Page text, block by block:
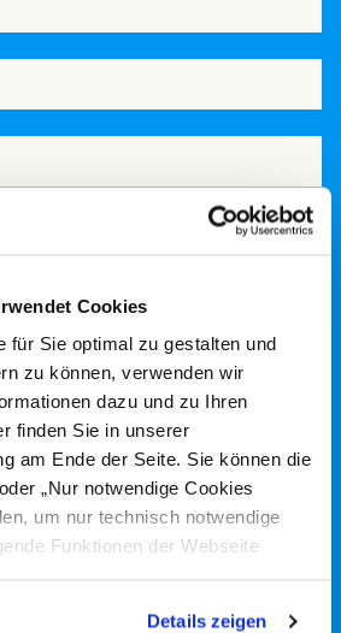
Cookies
für Sie optimal zu gestalten und
zu können, verwenden wir
dazu und zu Ihren
finden Sie in unserer
am Ende der Seite. Sie können die
„Nur notwendige Cookies
um nur technisch notwendige
Funktionen der Webseite
Details zeigen
Straße
PLZ
&
Ort
Nein
E-
meiner Daten im Sinne der